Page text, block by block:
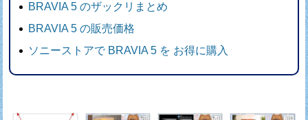
BRAVIA 5 のザックリまとめ
BRAVIA 5 の販売価格
ソニーストアで BRAVIA 5 を お得に購入